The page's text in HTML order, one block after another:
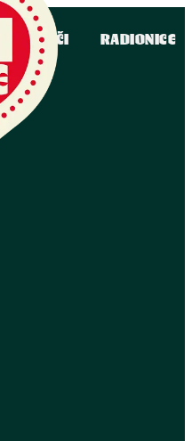
IZLAGAČI RADIONICE